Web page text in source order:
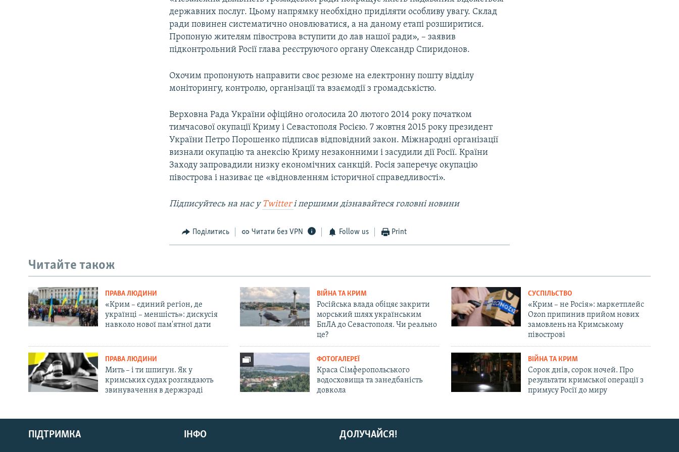
Русский
Qırımtatar
державних послуг. Цьому напрямку необхідно приділяти особливу увагу. Склад
ради повинен систематично оновлюватися, а на даному етапі розширитися.
Пропоную жителям півострова вступити до лав нашої ради», – заявив
підконтрольний Росії глава реєструючого органу Олександр Спиридонов.
Охочим пропонують направити своє резюме на електронну пошту відділу
моніторингу, контролю, організації та взаємодії з громадськістю.
Верховна Рада України офіційно оголосила 20 лютого 2014 року початком
тимчасової окупації Криму і Севастополя Росією. 7 жовтня 2015 року президент
України Петро Порошенко підписав відповідний закон. Міжнародні організації
визнали окупацію та анексію Криму незаконними і засудили дії Росії. Країни
Заходу запровадили низку економічних санкцій. Росія заперечує окупацію
півострова і називає це «відновленням історичної справедливості».
Підписуйтесь на наc у Twitterі першими дізнавайтеся головні новини
Поділитись Читати без VPN Follow us Print
Читайте також
ПРАВА ЛЮДИНИ
«Крим – єдиний регіон, де
українці – меншість»: дискусія
навколо нової пам'ятної дати
ВІЙНА ТА КРИМ
Російська влада обіцяє закрити
морський шлях українським
БпЛА до Севастополя. Чи реально
це?
СУСПІЛЬСТВО
«Крим – не Росія»: маркетплейс
Ozon припинив прийом нових
замовлень на Кримському
півострові
ПРАВА ЛЮДИНИ
Мить – і ти шпигун. Як у
кримських судах розглядають
звинувачення в держзраді
ФОТОГАЛЕРЕЇ
Краса Сімферопольського
водосховища та занедбаність
довкола
ВІЙНА ТА КРИМ
Сорок днів, сорок ночей. Про
результати кримської операції з
примусу Росії до миру
ДОЛУЧАЙСЯ!
ПІДТРИМКА ІНФО